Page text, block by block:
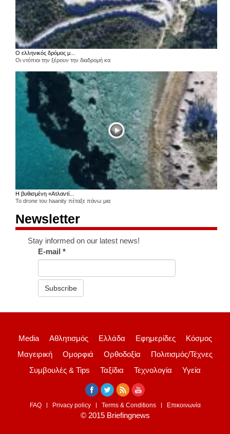
Ο ελληνικός δρόμος μ...
Οι ντόπιοι την ξέρουν την διαδρομή κα
Η βυθισμένη «Ατλαντί...
Το drone του haanity πέταξε πάνω μια
Newsletter
Stay informed on our latest news!
E-mail*
Subscribe
Media Αθλητισμός Ελλάδα Εφημερίδες
Κόσμος
Μαγειρική
Ομορφιά Ορθοδοξία
Πολιτισμός/Τέχνες
Συμβουλές & Tips
Ταξίδια Τεχνολογία Υγεία
FAQ Privacy policy Terms & Conditions Επικοινωνία
© 2015 Briefingnews